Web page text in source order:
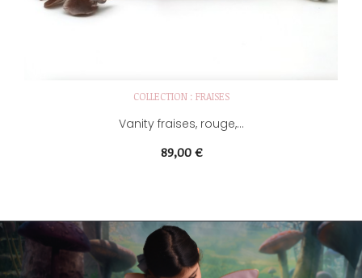
COLLECTION : FRAISES
Vanity fraises, rouge,...
Prix
89,00 €